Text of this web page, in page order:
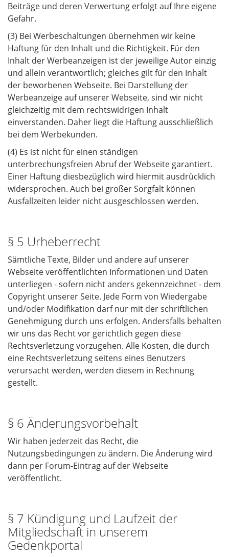
Beiträge und deren Verwertung erfolgt auf Ihre eigene
Gefahr.
(3) Bei Werbeschaltungen übernehmen wir keine
Haftung für den Inhalt und die Richtigkeit. Für den
Inhalt der Werbeanzeigen ist der jeweilige Autor einzig
und allein verantwortlich; gleiches gilt für den Inhalt
der beworbenen Webseite. Bei Darstellung der
Werbeanzeige auf unserer Webseite, sind wir nicht
gleichzeitig mit dem rechtswidrigen Inhalt
einverstanden. Daher liegt die Haftung ausschließlich
bei dem Werbekunden.
(4) Es ist nicht für einen ständigen
unterbrechungsfreien Abruf der Webseite garantiert.
Einer Haftung diesbezüglich wird hiermit ausdrücklich
widersprochen. Auch bei großer Sorgfalt können
Ausfallzeiten leider nicht ausgeschlossen werden.
§ 5 Urheberrecht
Sämtliche Texte, Bilder und andere auf unserer
Webseite veröffentlichten Informationen und Daten
unterliegen - sofern nicht anders gekennzeichnet - dem
Copyright unserer Seite. Jede Form von Wiedergabe
und/oder Modifikation darf nur mit der schriftlichen
Genehmigung durch uns erfolgen. Andersfalls behalten
wir uns das Recht vor gerichtlich gegen diese
Rechtsverletzung vorzugehen. Alle Kosten, die durch
eine Rechtsverletzung seitens eines Benutzers
verursacht werden, werden diesem in Rechnung
gestellt.
§ 6 Änderungsvorbehalt
Wir haben jederzeit das Recht, die
Nutzungsbedingungen zu ändern. Die Änderung wird
dann per Forum-Eintrag auf der Webseite
veröffentlicht.
§ 7 Kündigung und Laufzeit der
Mitgliedschaft in unserem
Gedenkportal